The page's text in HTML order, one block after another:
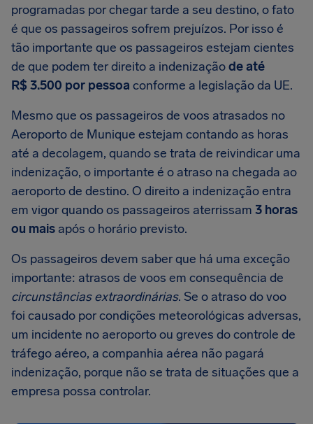
programadas por chegar tarde a seu destino, o fato
é que os passageiros sofrem prejuízos. Por isso é
tão importante que os passageiros estejam cientes
de que podem ter direito a indenizaçãode até
R$ 3.500 por pessoa conforme a legislação da UE.
Mesmo que os passageiros de voos atrasados no
Aeroporto de Munique estejam contando as horas
até a decolagem, quando se trata de reivindicar uma
indenização, o importante é o atraso na chegada ao
aeroporto de destino. O direito a indenização entra
em vigor quando os passageiros aterrissam 3 horas
ou mais após o horário previsto.
Os passageiros devem saber que há uma exceção
importante: atrasos de voos em consequência de
circunstâncias extraordinárias. Se o atraso do voo
foi causado por condições meteorológicas adversas,
um incidente no aeroporto ou greves do controle de
tráfego aéreo, a companhia aérea não pagará
indenização, porque não se trata de situações que a
empresa possa controlar.